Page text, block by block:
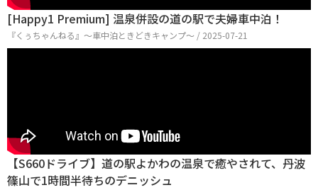
[Happy1 Premium] 温泉併設の道の駅で夫婦車中泊！
『くぅちゃんねる』〜車中泊ときどきキャンプ〜 / 2025-07-21
【S660ドライブ】道の駅よかわの温泉で癒やされて、丹波
篠山で1時間半待ちのデニッシュ